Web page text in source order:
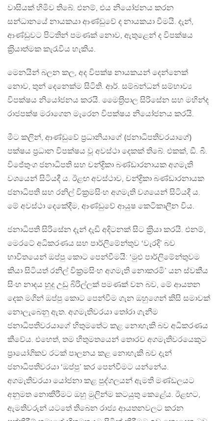
වාසියක් හිමිව තිබේ. එනම්, එය නියෝජනය කරන
සන්ධානයේ නායකයා ආණ්ඩුවේ ද නායකයා වීමයි. දැන්,
ආණ්ඩුවට පිටතින් පමණක් නොව, ඇතුළෙන් ද විපක්ෂය
ක‍්‍රියාත්මක කැරැවිය හැකිය.
මෙනයින් බලන කල, අද විපක්ෂ නායකයන් දෙන්නෙක්
නොව, තුන් දෙනෙක්ම සිටිති. ආර්. සම්බන්ධන් සම්භාව්‍ය
විපක්ෂය නියෝජනය කරයි. මෛත‍්‍රිපාල සිරිසේන සහ මහින්ද
රාජපක්ෂ මරාගෙන මැරෙන විපක්ෂය නියෝජනය කරයි.
මීට කලින්, ආණ්ඩුවේ ප‍්‍රධානියාගේ (ජනාධිපතිවරයාගේ)
පක්ෂය ප‍්‍රධාන විපක්ෂය වූ අවස්ථා දෙකක් තිබේ. එකක්, ඞී. බී.
විජේතුංග ජනාධිපති සහ චන්ද්‍රිකා බණ්ඩාරනායක අගමැති
වශයෙන් සිටියදී ය. ඊළඟ අවස්ථාව, චන්ද්‍රිකා බණ්ඩාරනායක
ජනාධිපති සහ රනිල් වික‍්‍රමසිංහ අගමැති වශයෙන් සිටියදී ය.
මේ අවස්ථා දෙකේදීම, ආණ්ඩුවේ ආයුෂ කෙටිකාලීන විය.
ජනාධිපති සිරිසේන දැන් දැඩි අදිටනක් සිට ක‍්‍රියා කරයි. එනම්,
මෙරටේ අධිකරණය සහ පාර්ලිමේන්තුව ‘වැරදි’ බව
භාවිතයෙන් ඔප්පු කොට පෙන්වීමයි: ‘මුළු පාර්ලිමේන්තුවම
කියා සිටියත් රනිල් වික‍්‍රමසිංහ අගමැති නොකරමි’ යන ස්වකීය
සිංහ නාදය හුදු උඩු බිරිල්ලක් පමණක් වන බව, මේ ආයතන
දෙක මගින් ඔප්පු කොට පෙන්වීම ගැන ඔහුගෙන් කිසි සමාවක්
නොලැබෙනු ඇත. අගමැතිවරයා තෝරා ගැනීම
ජනාධිපතිවරයාගේ හිතුමතේට කළ නොහැකි බව අධිකරණය
කීවේය. එහෙත්, තම හිතුමතයෙන් තොරව අගමැතිවරයෙකුට
ප‍්‍රායෝගිකව රටක් පාලනය කළ නොහැකි බව දැන්
ජනාධිපතිවරයා ‘ඔප්පු’ කර පෙන්වීමට යන්නේය.
අගමැතිවරයා යෝජනා කළ පුද්ගලයන් ඇමති මණ්ඩලයට
අනුමත නොකිරීමට ඔහු මුලින්ම කටයුතු කෙළේය. ඊළඟට,
ඇමතිවරුන් යටතේ තිබෙන රාජ්‍ය ආයතනවලට කරන